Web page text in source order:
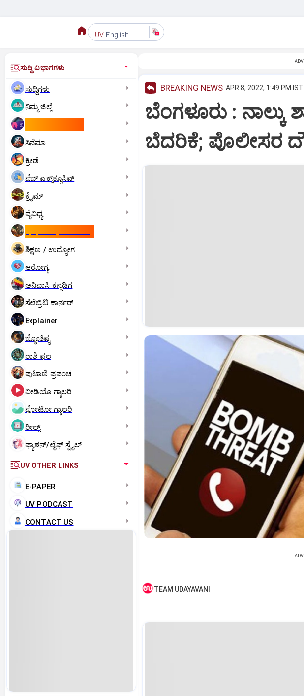
UV English
ಸುದ್ದಿ ವಿಭಾಗಗಳು
ಸುದ್ದಿಗಳು
ನಿಮ್ಮ ಜಿಲ್ಲೆ
ಸಿನೆಮಾ
ಕ್ರೀಡೆ
ವೆಬ್ ಎಕ್ಸ್‌ಕ್ಲೂಸಿವ್
ಕ್ರೈಮ್
ವೈವಿಧ್ಯ
ಶಿಕ್ಷಣ / ಉದ್ಯೋಗ
ಆರೋಗ್ಯ
ಅನಿವಾಸಿ ಕನ್ನಡಿಗ
ಸೆಲೆಬ್ರಿಟಿ ಕಾರ್ನರ್‌
Explainer
ಜ್ಯೋತಿಷ್ಯ
ರಾಶಿ ಫಲ
ಪುಟಾಣಿ ಪ್ರಪಂಚ
ವೀಡಿಯೊ ಗ್ಯಾಲರಿ
ಫೋಟೋ ಗ್ಯಾಲರಿ
ರೀಲ್ಸ್
ಫ್ಯಾಶನ್/ಲೈಫ್‌ ಸ್ಟೈಲ್
UV OTHER LINKS
E-PAPER
UV PODCAST
CONTACT US
BREAKING NEWS APR 8, 2022, 1:49 PM IST
ಬೆಂಗಳೂರು :
ಬೆದರಿಕೆ; ಪೊಲೀಸರ
TEAM UDAYAVANI